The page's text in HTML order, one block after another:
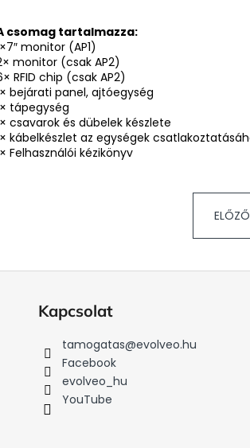
csomag tartalmazza:
monitor (AP1)
monitor (csak AP2)
RFID chip (csak AP2)
bejárati panel, ajtóegység
tápegység
csavarok és dübelek készlete
kábelkészlet az egységek
Felhasználói kézikönyv
Kapcsolat
tamogatas@evolveo.hu
Facebook
evolveo_hu
YouTube